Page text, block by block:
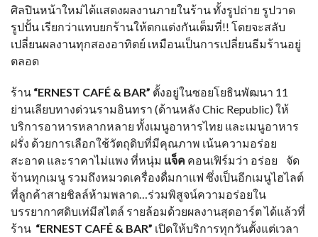
ศิลปินหน้าใหม่ได้แสดงผลงานภายในร้าน ทั้งรูปถ่าย รูปวาด
รูปปั้น เรียกว่าแทบยกร้านให้ตกแต่งกันเต็มที่!! โดยจะสลับ
เปลี่ยนผลงานทุกสองอาทิตย์ เหมือนเป็นการเปลี่ยนธีมร้านอยู่
ตลอด
ร้าน “ERNEST CAFÉ & BAR” ตั้งอยู่ในซอยโยธินพัฒนา 11
ย่านเลียบทางด่วนรามอินทรา (ด้านหลัง Chic Republic) ให้
บริการอาหารหลากหลาย ทั้งเมนูอาหารไทย และเมนูอาหาร
ฝรั่ง ด้วยการเลือกใช้วัตถุดิบที่มีคุณภาพ เน้นความอร่อย
สะอาด และราคาไม่แพง ที่หนุ่ม แจ็ค คอนเฟิร์มว่า อร่อย จัด
จ้านทุกเมนู รวมถึงหมวดเครื่องดื่มกาแฟ ซึ่งเป็นอีกเมนูไฮไลต์
ที่ลูกค้าสายชิลล์ห้ามพลาด…ร่วมพิสูจน์ความอร่อยใน
บรรยากาศดิบเท่มีสไตล์ รายล้อมด้วยผลงานสุดอาร์ต ได้แล้วที่
ร้าน “ERNEST CAFÉ & BAR” เปิดให้บริการทุกวันตั้งแต่เวลา